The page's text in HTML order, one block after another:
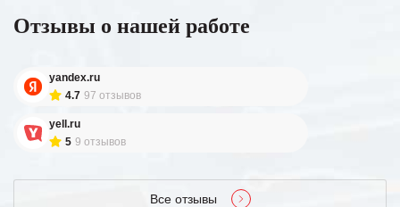
Отзывы о нашей работе
yandex.ru
4.7 97 отзывов
yell.ru
5 9 отзывов
Все отзывы